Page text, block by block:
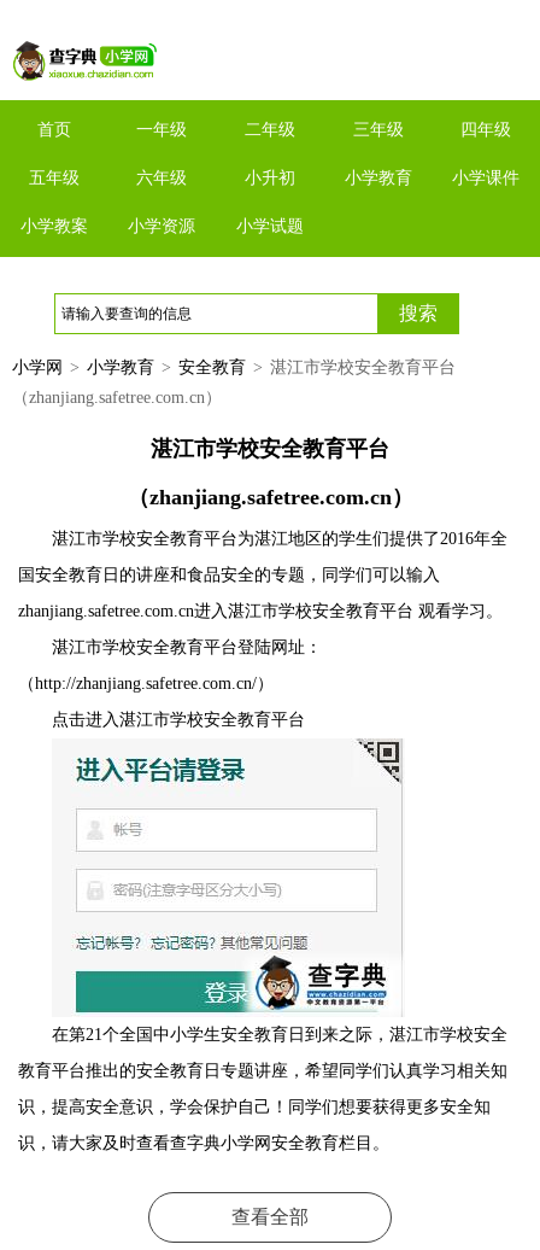
首页 一年级 二年级 三年级 四年级
五年级 六年级 小升初 小学教育 小学课件
小学教案 小学资源 小学试题
小学网 > 小学教育 > 安全教育 > 湛江市学校安全教育平台
（zhanjiang.safetree.com.cn）
湛江市学校安全教育平台
（zhanjiang.safetree.com.cn）
湛江市学校安全教育平台为湛江地区的学生们提供了2016年全
国安全教育日的讲座和食品安全的专题，同学们可以输入
zhanjiang.safetree.com.cn进入湛江市学校安全教育平台 观看学习。
湛江市学校安全教育平台登陆网址：
（http://zhanjiang.safetree.com.cn/）
点击进入湛江市学校安全教育平台
在第21个全国中小学生安全教育日到来之际，湛江市学校安全
教育平台推出的安全教育日专题讲座，希望同学们认真学习相关知
识，提高安全意识，学会保护自己！同学们想要获得更多安全知
识，请大家及时查看查字典小学网安全教育栏目。
查看全部